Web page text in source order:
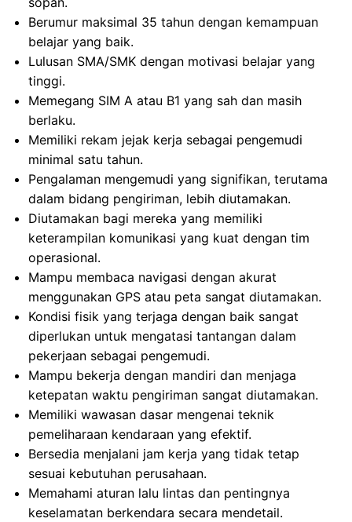
Berumur maksimal 35 tahun dengan kemampuan
belajar yang baik.
Lulusan SMA/SMK dengan motivasi belajar yang
tinggi.
Memegang SIM A atau B1 yang sah dan masih
berlaku.
Memiliki rekam jejak kerja sebagai pengemudi
minimal satu tahun.
Pengalaman mengemudi yang signifikan, terutama
dalam bidang pengiriman, lebih diutamakan.
Diutamakan bagi mereka yang memiliki
keterampilan komunikasi yang kuat dengan tim
operasional.
Mampu membaca navigasi dengan akurat
menggunakan GPS atau peta sangat diutamakan.
Kondisi fisik yang terjaga dengan baik sangat
diperlukan untuk mengatasi tantangan dalam
pekerjaan sebagai pengemudi.
Mampu bekerja dengan mandiri dan menjaga
ketepatan waktu pengiriman sangat diutamakan.
Memiliki wawasan dasar mengenai teknik
pemeliharaan kendaraan yang efektif.
Bersedia menjalani jam kerja yang tidak tetap
sesuai kebutuhan perusahaan.
Memahami aturan lalu lintas dan pentingnya
keselamatan berkendara secara mendetail.